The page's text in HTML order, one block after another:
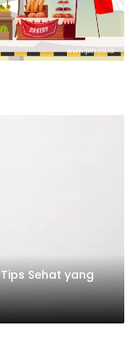
Sehat yang